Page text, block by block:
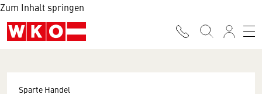
Zum Inhalt springen
Sparte Handel